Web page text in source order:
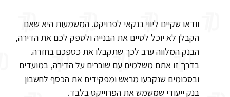
וודאו שקיים ליווי בנקאי לפרויקט. המשמעות היא שאם
הקבלן לא יוכל לסיים את הבנייה ולספק לכם את הדירה,
הבנק המלווה ערב לכך שתקבלו את כספכם בחזרה.
בדרך זו אתם משלמים עם שוברים על הדירה, במועדים
ובסכומים שנקבעו מראש ומפקידים את הכסף לחשבון
בנק ייעודי שמשמש את הפרוייקט בלבד.